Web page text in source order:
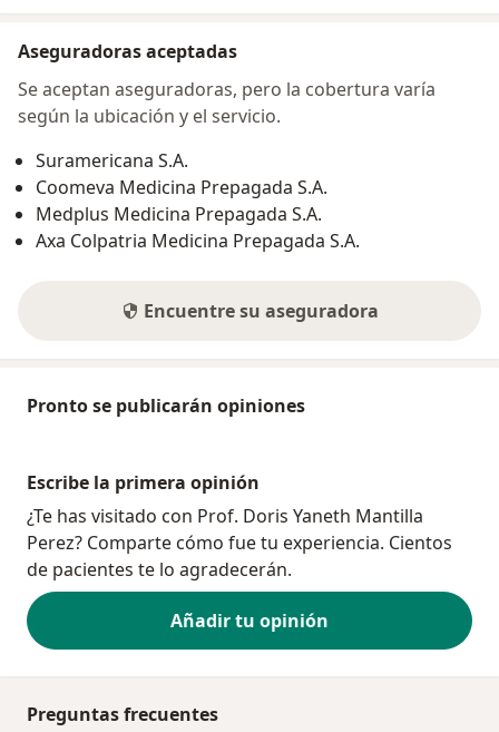
Aseguradoras aceptadas
Se aceptan aseguradoras, pero la cobertura varía
según la ubicación y el servicio.
Suramericana S.A.
Coomeva Medicina Prepagada S.A.
Medplus Medicina Prepagada S.A.
Axa Colpatria Medicina Prepagada S.A.
Encuentre su aseguradora
Pronto se publicarán opiniones
Escribe la primera opinión
¿Te has visitado con Prof. Doris Yaneth Mantilla
Perez? Comparte cómo fue tu experiencia. Cientos
de pacientes te lo agradecerán.
Añadir tu opinión
Preguntas frecuentes